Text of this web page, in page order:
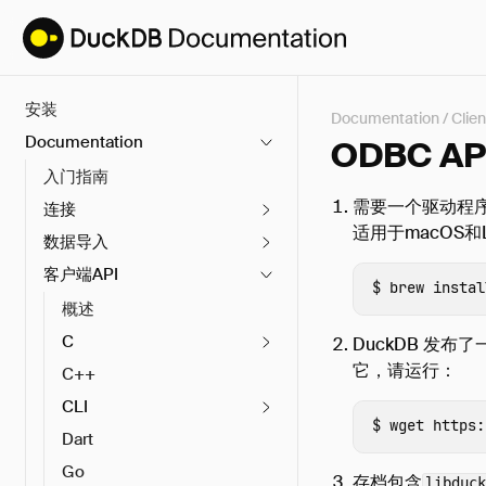
安装
Documentation
入门指南
连接
数据导入
客户端API
概述
C
C++
CLI
Dart
Go
Documentation/
ODBC
需要一个驱动程
适用于macOS
brew
DuckDB 发布了
它，请运行：
wget